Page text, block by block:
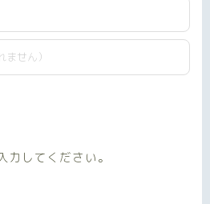
力してください。